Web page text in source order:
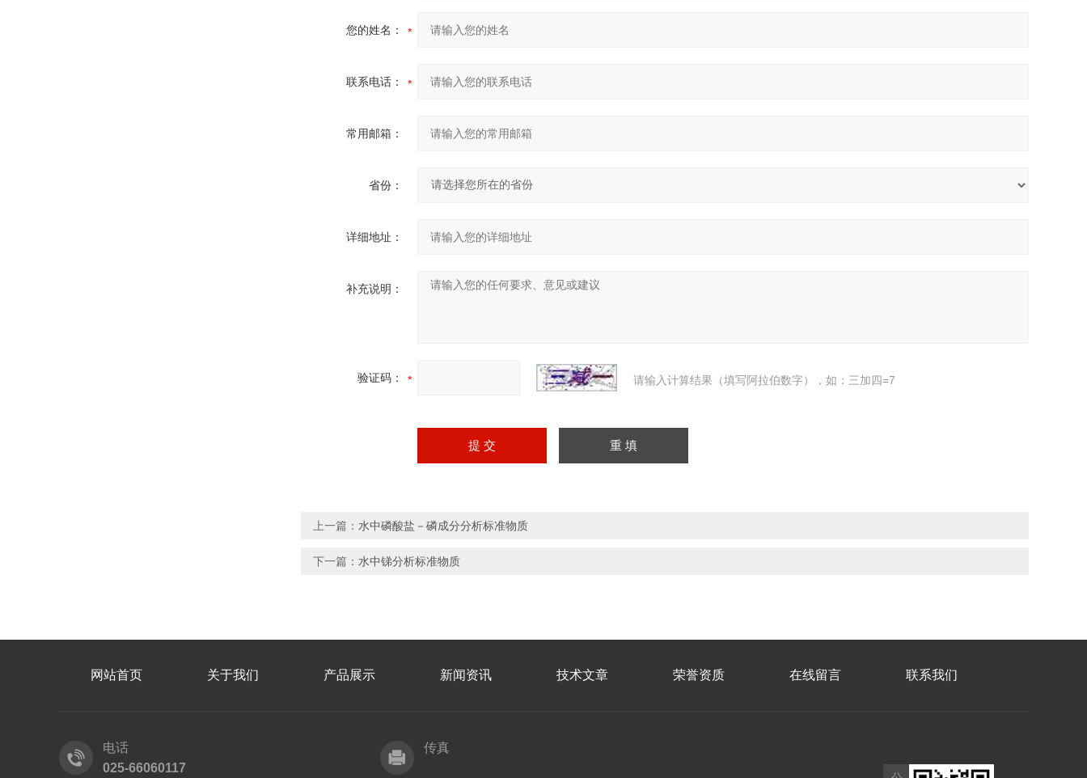
您的姓名：
联系电话：
常用邮箱：
省份：
详细地址：
补充说明：
验证码： 请输入计算结果（填写阿拉伯数字），如：三加四=7
上一篇： 水中磷酸盐－磷成分分析标准物质
下一篇： 水中锑分析标准物质
网站首页 关于我们 产品展示 新闻资讯 技术文章 荣誉资质 在线留言 联系我们
电话
025-66060117
传真